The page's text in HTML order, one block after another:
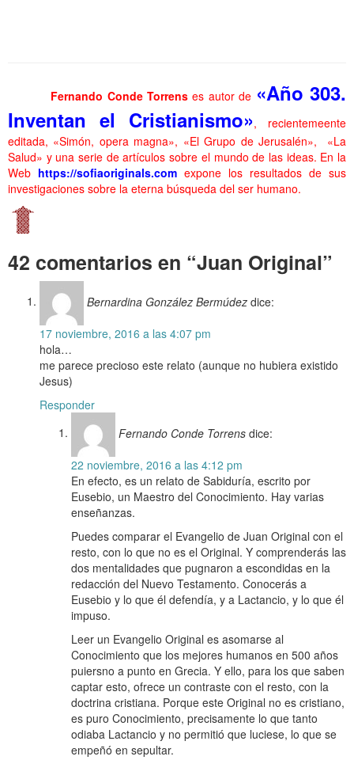
Fernando Conde Torrens es autor de «Año 303.
Inventan el Cristianismo», recientemeente
editada, «Simón, opera magna», «El Grupo de Jerusalén», «La
Salud» y una serie de artículos sobre el mundo de las ideas. En la
Web https://sofiaoriginals.com expone los resultados de sus
investigaciones sobre la eterna búsqueda del ser humano.
42 comentarios en “Juan Original”
Bernardina González Bermúdez dice:
17 noviembre, 2016 a las 4:07 pm
hola…
me parece precioso este relato (aunque no hubiera existido
Jesus)
Responder
Fernando Conde Torrens dice:
22 noviembre, 2016 a las 4:12 pm
En efecto, es un relato de Sabiduría, escrito por
Eusebio, un Maestro del Conocimiento. Hay varias
enseñanzas.
Puedes comparar el Evangelio de Juan Original con el
resto, con lo que no es el Original. Y comprenderás las
dos mentalidades que pugnaron a escondidas en la
redacción del Nuevo Testamento. Conocerás a
Eusebio y lo que él defendía, y a Lactancio, y lo que él
impuso.
Leer un Evangelio Original es asomarse al
Conocimiento que los mejores humanos en 500 años
puiersno a punto en Grecia. Y ello, para los que saben
captar esto, ofrece un contraste con el resto, con la
doctrina cristiana. Porque este Original no es cristiano,
es puro Conocimiento, precisamente lo que tanto
odiaba Lactancio y no permitió que luciese, lo que se
empeñó en sepultar.